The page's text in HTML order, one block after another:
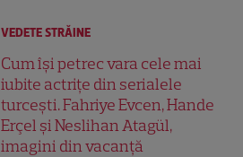
VEDETE STRĂINE
Cum își petrec vara cele mai
iubite actrițe din serialele
turcești. Fahriye Evcen, Hande
Erçel și Neslihan Atagül,
imagini din vacanță